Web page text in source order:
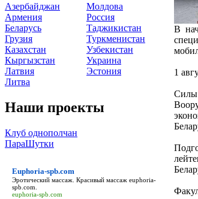
Азербайджан
Армения
Беларусь
Грузия
Казахстан
Кыргызстан
Латвия
Литва
Молдова
Россия
Таджикистан
Туркменистан
Узбекистан
Украина
Эстония
Наши проекты
Клуб однополчан
ПараШутки
Euphoria-spb.com
Эротический массаж. Красивый массаж euphoria-
spb.com
euphoria-spb.com
В
1
Силы